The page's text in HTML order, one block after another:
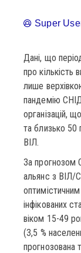
Super
Дані, що
про кількість
лише
пандемію
організацій,
та близько 50
ВІЛ.
За прогнозом
альянс з ВІЛ/
інфікованих
віком 15-49
(3,5 %
прогнозована